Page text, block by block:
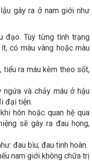
gây ra ở nam giới như
đạo. Tùy từng tình trạng
có màu vàng hoặc màu
tiểu ra máu kèm theo sốt,
ngứa và chảy máu ở hậu
đại tiện.
hôn hoặc quan hệ qua
sẽ gây ra đau họng,
đau bìu, đau tinh hoàn.
nam giới không chữa trị